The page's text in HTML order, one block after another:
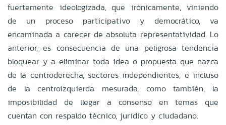
fuertemente ideologizada, que irónicamente, viniendo
de un proceso participativo y democrático, va
encaminada a carecer de absoluta representatividad. Lo
anterior, es consecuencia de una peligrosa tendencia
bloquear y a eliminar toda idea o propuesta que nazca
de la centroderecha, sectores independientes, e incluso
de la centroizquierda mesurada, como también, la
imposibilidad de llegar a consenso en temas que
cuentan con respaldo técnico, jurídico y ciudadano.